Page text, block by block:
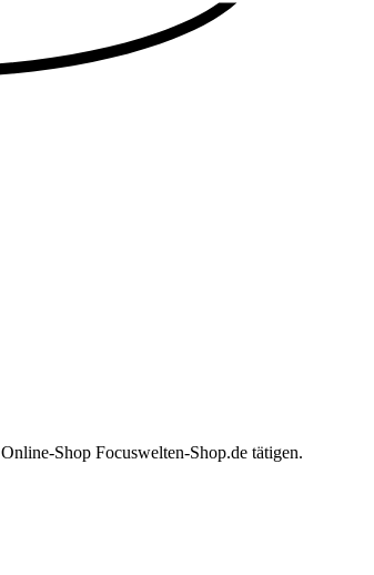
Shop Focuswelten-Shop.de tätigen.